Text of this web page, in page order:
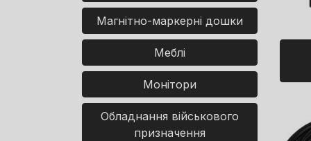
Магнітно-маркерні дошки
Меблі
Монітори
Обладнання військового
призначення